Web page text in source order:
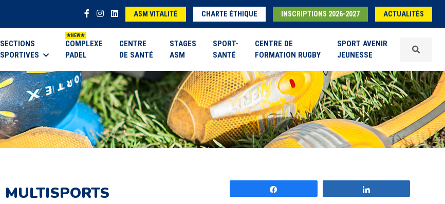
ASM VITALITÉ CHARTE ÉTHIQUE INSCRIPTIONS 2026-2027 ACTUALITÉS
SECTIONS
SPORTIVES
COMPLEXE
PADEL
CENTRE
DE SANTÉ
STAGES
ASM
SPORT-
SANTÉ
CENTRE DE
FORMATION RUGBY
SPORT AVENIR
JEUNESSE
MULTISPORTS